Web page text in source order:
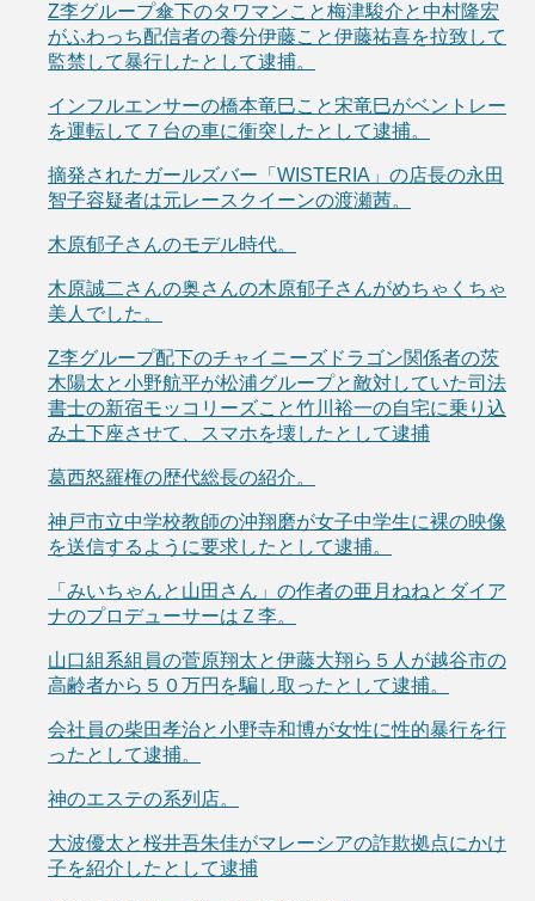
Z李グループ傘下のタワマンこと梅津駿介と中村隆宏
がふわっち配信者の養分伊藤こと伊藤祐喜を拉致して
監禁して暴行したとして逮捕。
インフルエンサーの橋本竜巳こと宋竜巳がベントレー
を運転して７台の車に衝突したとして逮捕。
摘発されたガールズバー「WISTERIA」の店長の永田
智子容疑者は元レースクイーンの渡瀬茜。
木原郁子さんのモデル時代。
木原誠二さんの奥さんの木原郁子さんがめちゃくちゃ
美人でした。
Z李グループ配下のチャイニーズドラゴン関係者の茨
木陽太と小野航平が松浦グループと敵対していた司法
書士の新宿モッコリーズこと竹川裕一の自宅に乗り込
み土下座させて、スマホを壊したとして逮捕
葛西怒羅権の歴代総長の紹介。
神戸市立中学校教師の沖翔磨が女子中学生に裸の映像
を送信するように要求したとして逮捕。
「みいちゃんと山田さん」の作者の亜月ねねとダイア
ナのプロデューサーはＺ李。
山口組系組員の菅原翔太と伊藤大翔ら５人が越谷市の
高齢者から５０万円を騙し取ったとして逮捕。
会社員の柴田孝治と小野寺和博が女性に性的暴行を行
ったとして逮捕。
神のエステの系列店。
大波優太と桜井吾朱佳がマレーシアの詐欺拠点にかけ
子を紹介したとして逮捕